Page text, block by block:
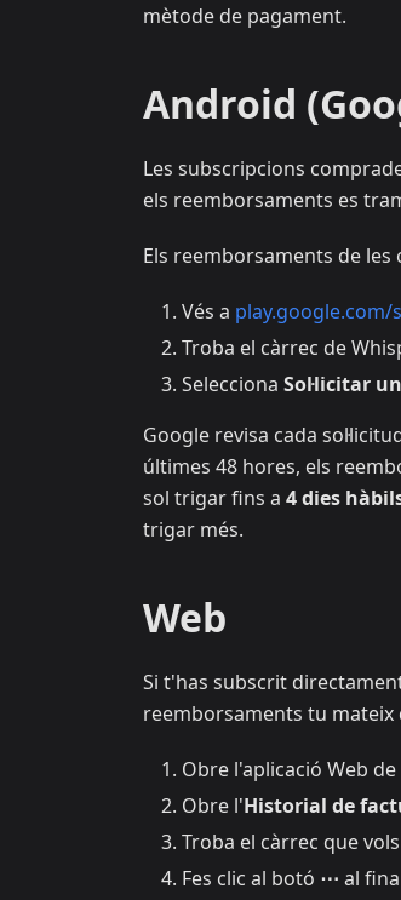
mètode de pagament.
Android
Les subscripcions
els reemborsaments es
Els reemborsaments de les
Vés a
Troba el càrrec de
Selecciona Sol·licitar
Google revisa cada
últimes 48 hores, els
sol trigar fins a 4 dies
trigar més.
Web
Si t'has subscrit
reemborsaments tu
Obre l'aplicació Web
Obre l'Historial de
Troba el càrrec que
Fes clic al botó ⋯ al